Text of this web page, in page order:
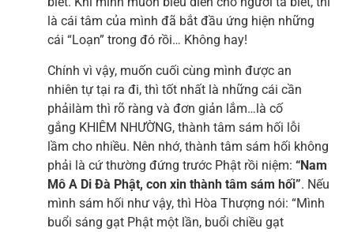
là cái tâm của mình đã bắt đầu ứng hiện những
cái “Loạn” trong đó rồi… Không hay!
Chính vì vậy, muốn cuối cùng mình được an
nhiên tự tại ra đi, thì tốt nhất là những cái cần
phảilàm thì rõ ràng và đơn giản lắm…là cố
gắng KHIÊM NHƯỜNG, thành tâm sám hối lỗi
lầm cho nhiều. Nên nhớ, thành tâm sám hối không
phải là cứ thường đứng trước Phật rồi niệm: “Nam
Mô A Di Đà Phật, con xin thành tâm sám hối”. Nếu
mình sám hối như vậy, thì Hòa Thượng nói: “Mình
buổi sáng gạt Phật một lần, buổi chiều gạt